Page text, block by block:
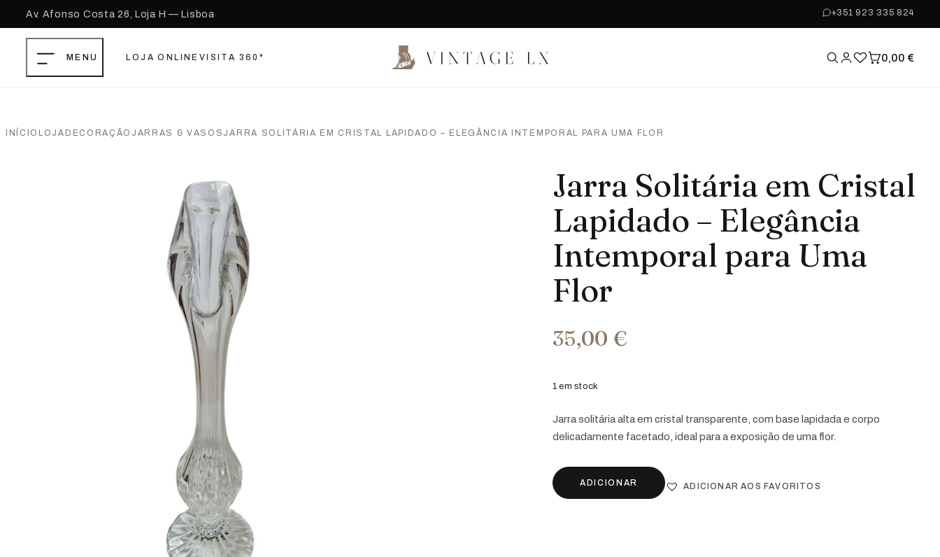
Saltar para o conteúdo principal
Av. Afonso Costa 26, Loja H — Lisboa +351 923 335 824
LOJA ONLINE VISITA 360° 0,00 €
INÍCIO LOJA DECORAÇÃO JARRAS & VASOS JARRA SOLITÁRIA EM CRISTAL LAPIDADO – ELEGÂNCIA INTEMPORAL PARA UMA FLOR
Jarra Solitária em Cristal
Lapidado – Elegância
Intemporal para Uma
Flor
35,00 €
1 em stock
Jarra solitária alta em cristal transparente, com base lapidada e corpo
delicadamente facetado, ideal para a exposição de uma flor.
ADICIONAR ADICIONAR AOS FAVORITOS